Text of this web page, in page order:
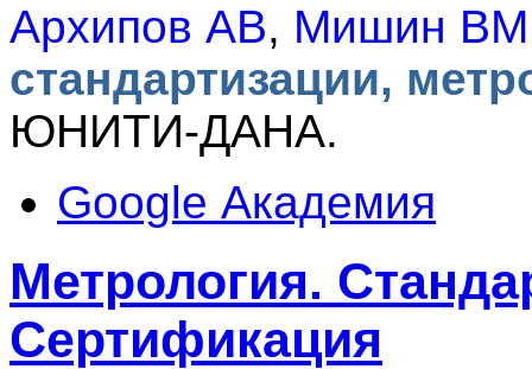
Архипов АВ, Мишин ВМ
стандартизации,
ЮНИТИ-ДАНА.
Google Академия
Метрология.
Сертификация